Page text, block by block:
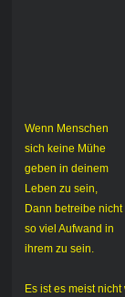
Wenn Menschen
sich keine Mühe
geben in deinem
Leben zu sein,
Dann betreibe nicht
so viel Aufwand in
ihrem zu sein.
Es ist es meist nicht